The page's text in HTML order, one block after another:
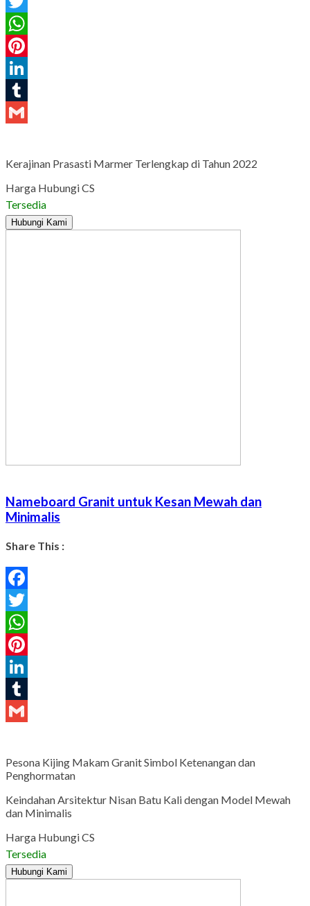
Twitter
WhatsApp
Pinterest
LinkedIn
Tumblr
Kerajinan Prasasti Marmer Terlengkap di Tahun 2022
Harga Hubungi CS
Tersedia
Hubungi Kami
Nameboard Granit untuk Kesan Mewah dan
Minimalis
Share This :
Facebook
Twitter
WhatsApp
Pinterest
LinkedIn
Tumblr
Pesona Kijing Makam Granit Simbol Ketenangan dan
Penghormatan
Keindahan Arsitektur Nisan Batu Kali dengan Model Mewah
dan Minimalis
Harga Hubungi CS
Tersedia
Hubungi Kami